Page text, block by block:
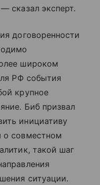
сказал эксперт.
договоренности
широком
РФ события
крупное
Биб призвал
инициативу
о совместном
такой шаг
ситуации.